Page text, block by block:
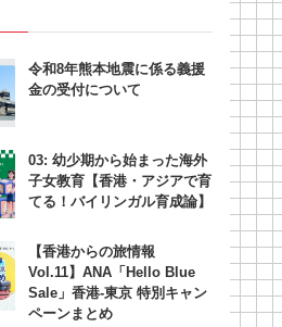
令和8年熊本地震に係る義援
金の受付について
03: 幼少期から始まった海外
子女教育【香港・アジアで育
てる！バイリンガル育成論】
【香港からの旅情報
Vol.11】ANA「Hello Blue
Sale」香港‐東京 特別キャン
ペーンまとめ